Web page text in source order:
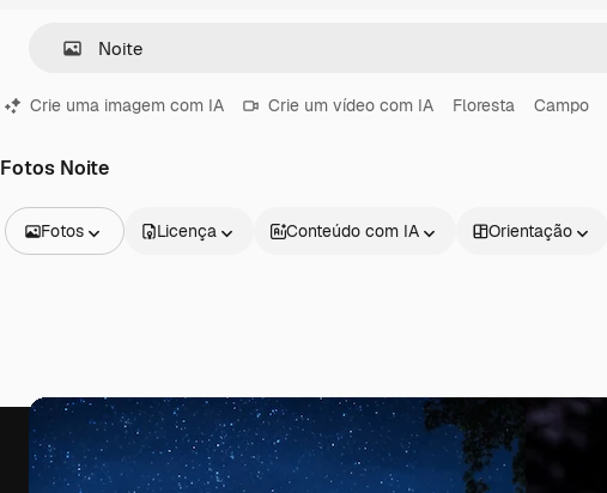
Crie uma imagem com IA Crie um vídeo com IA Floresta Campo
Fotos Noite
Fotos
Vídeos
Clipes de vídeo
Animações
Modelos de vídeos
Ícones
Licença Conteúdo com IA Orientação